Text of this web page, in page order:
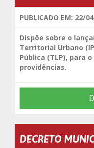
PUBLICADO EM: 22/
Dispõe sobre o
Territorial Urbano
Pública (TLP), para
providências.
DECRETO